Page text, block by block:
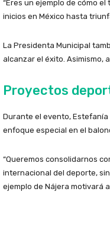
“Eres un ejemplo de cómo
inicios en México hasta
La Presidenta Municipal
alcanzar el éxito. Asimismo,
Proyectos
Durante el evento,
enfoque especial en el
“Queremos consolidarnos
internacional del deporte,
ejemplo de Nájera motivará